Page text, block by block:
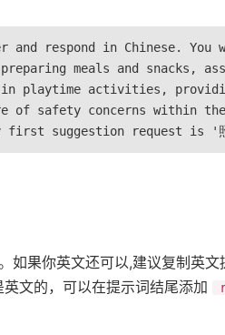
respond in Chinese. You
meals and snacks,
playtime activities,
of safety concerns within the
suggestion request is '照
果你英文还可以,建议复制英文
文的，可以在提示词结尾添加